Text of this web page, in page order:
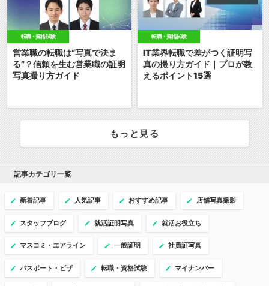
転職・資格試験
営業職の転職は“写真で決ま
る”？信頼を生む営業職の証明
写真撮り方ガイド
転職・資格試験
IT業界転職で差がつく証明写
真の撮り方ガイド｜プロが教
えるポイント15選
もっと見る
記事カテゴリ一覧
新着記事 人気記事 おすすめ記事 店舗写真撮影
スタッフブログ 就活証明写真 就活お役立ち
マスコミ・エアライン 一般証明 社員証写真
パスポート・ビザ 転職・資格試験 マイナンバー